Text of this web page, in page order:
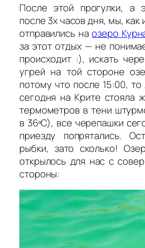
После этой прогулки, а
после 3х часов дня, мы, как
отправились наозеро
за этот отдых — не
происходит :), искать
угрей на той стороне
потому что после 15:00,
сегодня на Крите стояла
термометров в тени
в 36ºС), все черепашки
приезду попрятались.
рыбки, зато сколько!
открылось для нас с
стороны: